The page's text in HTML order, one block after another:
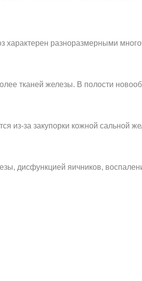
разноразмерными
тканей железы. В полости
из-за закупорки кожной сальной
дисфункцией яичников,